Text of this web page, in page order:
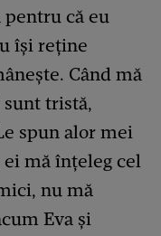
pentru că eu
își reține
Când mă
sunt tristă,
spun alor mei
mă înțeleg cel
nu mă
Eva și